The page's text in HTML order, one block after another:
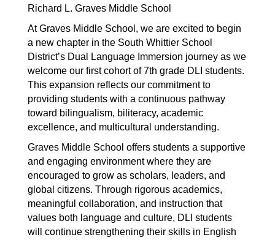
Richard L. Graves Middle School
At Graves Middle School, we are excited to begin
a new chapter in the South Whittier School
District’s Dual Language Immersion journey as we
welcome our first cohort of 7th grade DLI students.
This expansion reflects our commitment to
providing students with a continuous pathway
toward bilingualism, biliteracy, academic
excellence, and multicultural understanding.
Graves Middle School offers students a supportive
and engaging environment where they are
encouraged to grow as scholars, leaders, and
global citizens. Through rigorous academics,
meaningful collaboration, and instruction that
values both language and culture, DLI students
will continue strengthening their skills in English